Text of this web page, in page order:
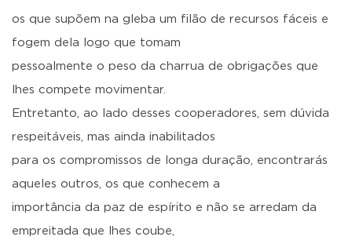
os que supõem na gleba um filão de recursos fáceis e
fogem dela logo que tomam
pessoalmente o peso da charrua de obrigações que
lhes compete movimentar.
Entretanto, ao lado desses cooperadores, sem dúvida
respeitáveis, mas ainda inabilitados
para os compromissos de longa duração, encontrarás
aqueles outros, os que conhecem a
importância da paz de espírito e não se arredam da
empreitada que lhes coube,